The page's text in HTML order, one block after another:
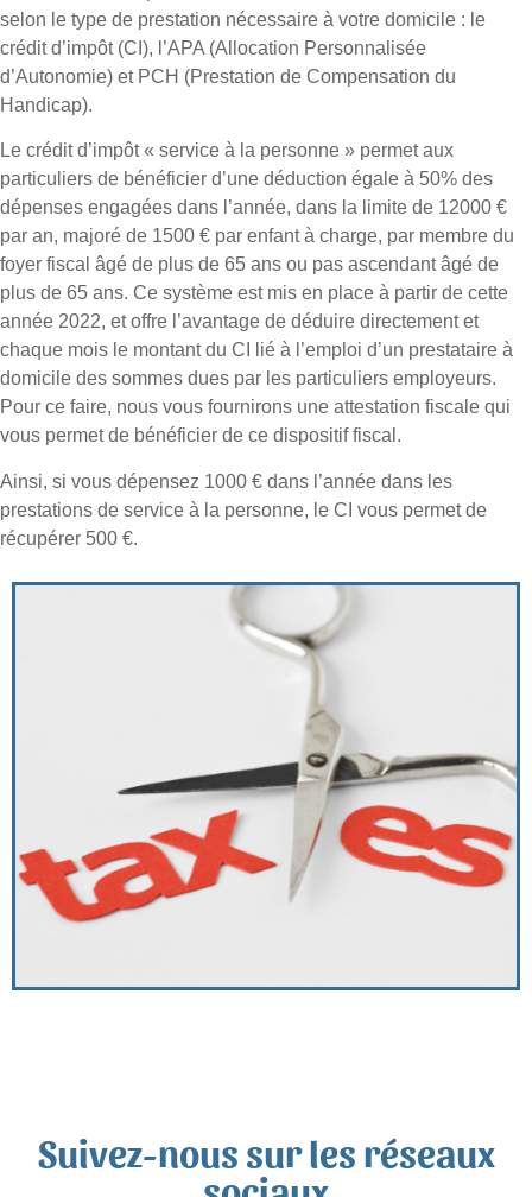
selon le type de prestation nécessaire à votre domicile : le
crédit d’impôt (CI), l’APA (Allocation Personnalisée
d’Autonomie) et PCH (Prestation de Compensation du
Handicap).
Le crédit d’impôt « service à la personne » permet aux
particuliers de bénéficier d’une déduction égale à 50% des
dépenses engagées dans l’année, dans la limite de 12000 €
par an, majoré de 1500 € par enfant à charge, par membre du
foyer fiscal âgé de plus de 65 ans ou pas ascendant âgé de
plus de 65 ans. Ce système est mis en place à partir de cette
année 2022, et offre l’avantage de déduire directement et
chaque mois le montant du CI lié à l’emploi d’un prestataire à
domicile des sommes dues par les particuliers employeurs.
Pour ce faire, nous vous fournirons une attestation fiscale qui
vous permet de bénéficier de ce dispositif fiscal.
Ainsi, si vous dépensez 1000 € dans l’année dans les
prestations de service à la personne, le CI vous permet de
récupérer 500 €.
Suivez-nous sur les réseaux